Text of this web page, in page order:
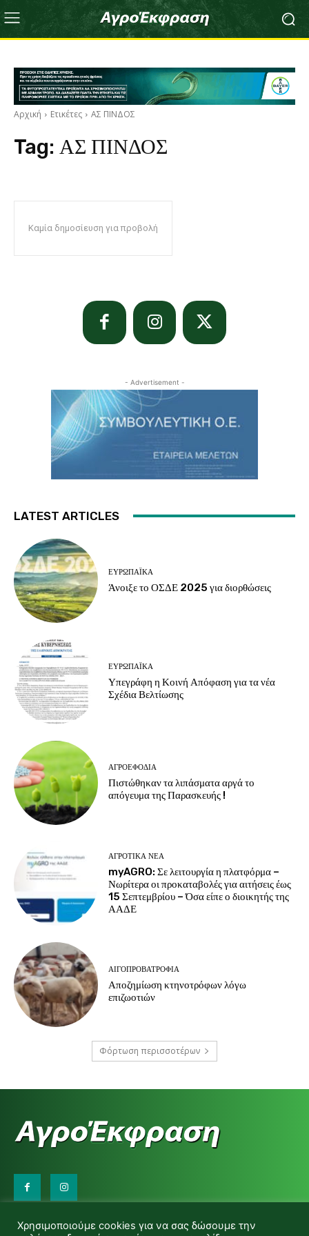
Αρχική Ετικέτες ΑΣ ΠΙΝΔΟΣ
Tag: ΑΣ ΠΙΝΔΟΣ
Καμία δημοσίευση για προβολή
- Advertisement -
LATEST ARTICLES
ΕΥΡΩΠΑΪΚΆ
Άνοιξε το ΟΣΔΕ 2025 για διορθώσεις
ΕΥΡΩΠΑΪΚΆ
Υπεγράφη η Κοινή Απόφαση για τα νέα
Σχέδια Βελτίωσης
ΑΓΡΟΕΦΌΔΙΑ
Πιστώθηκαν τα λιπάσματα αργά το
απόγευμα της Παρασκευής !
ΑΓΡΟΤΙΚΆ ΝΈΑ
myAGRO: Σε λειτουργία η πλατφόρμα –
Νωρίτερα οι προκαταβολές για αιτήσεις έως
15 Σεπτεμβρίου – Όσα είπε ο διοικητής της
ΑΑΔΕ
ΑΙΓΟΠΡΟΒΑΤΡΟΦΊΑ
Αποζημίωση κτηνοτρόφων λόγω
επιζωοτιών
Φόρτωση περισσοτέρων
d.makas@yahoo.gr
Χρησιμοποιούμε cookies για να σας δώσουμε την